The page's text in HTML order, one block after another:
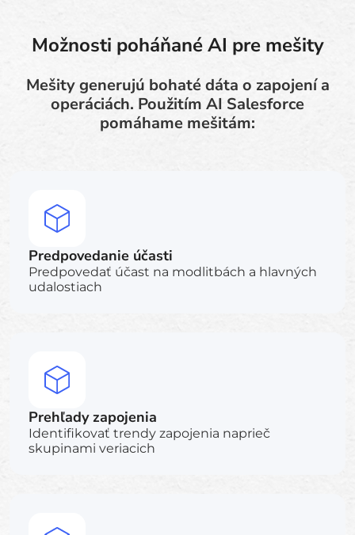
Možnosti poháňané AI pre mešity
Mešity generujú bohaté dáta o zapojení a
operáciách. Použitím AI Salesforce
pomáhame mešitám:
Predpovedanie účasti
Predpovedať účast na modlitbách a hlavných
udalostiach
Prehľady zapojenia
Identifikovať trendy zapojenia naprieč
skupinami veriacich